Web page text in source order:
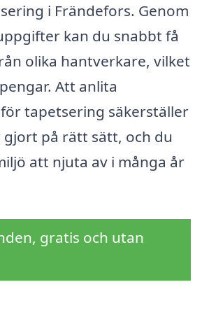
i Frändefors. Genom
kan du snabbt få
olika hantverkare, vilket
Att anlita
tapetsering säkerställer
på rätt sätt, och du
att njuta av i många år
gratis och utan